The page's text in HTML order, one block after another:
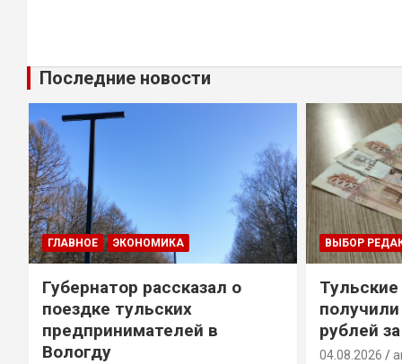
Последние новости
ГЛАВНОЕ ЭКОНОМИКА
Губернатор рассказал о
поездке тульских
предпринимателей в
Вологду
ВЫБОР
рублей
04.08.2026